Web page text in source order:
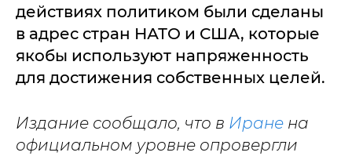
действиях политиком были сделаны
в адрес стран НАТО и США, которые
якобы используют напряженность
для достижения собственных целей.
Издание сообщало, что в Иране на
официальном уровне опровергли